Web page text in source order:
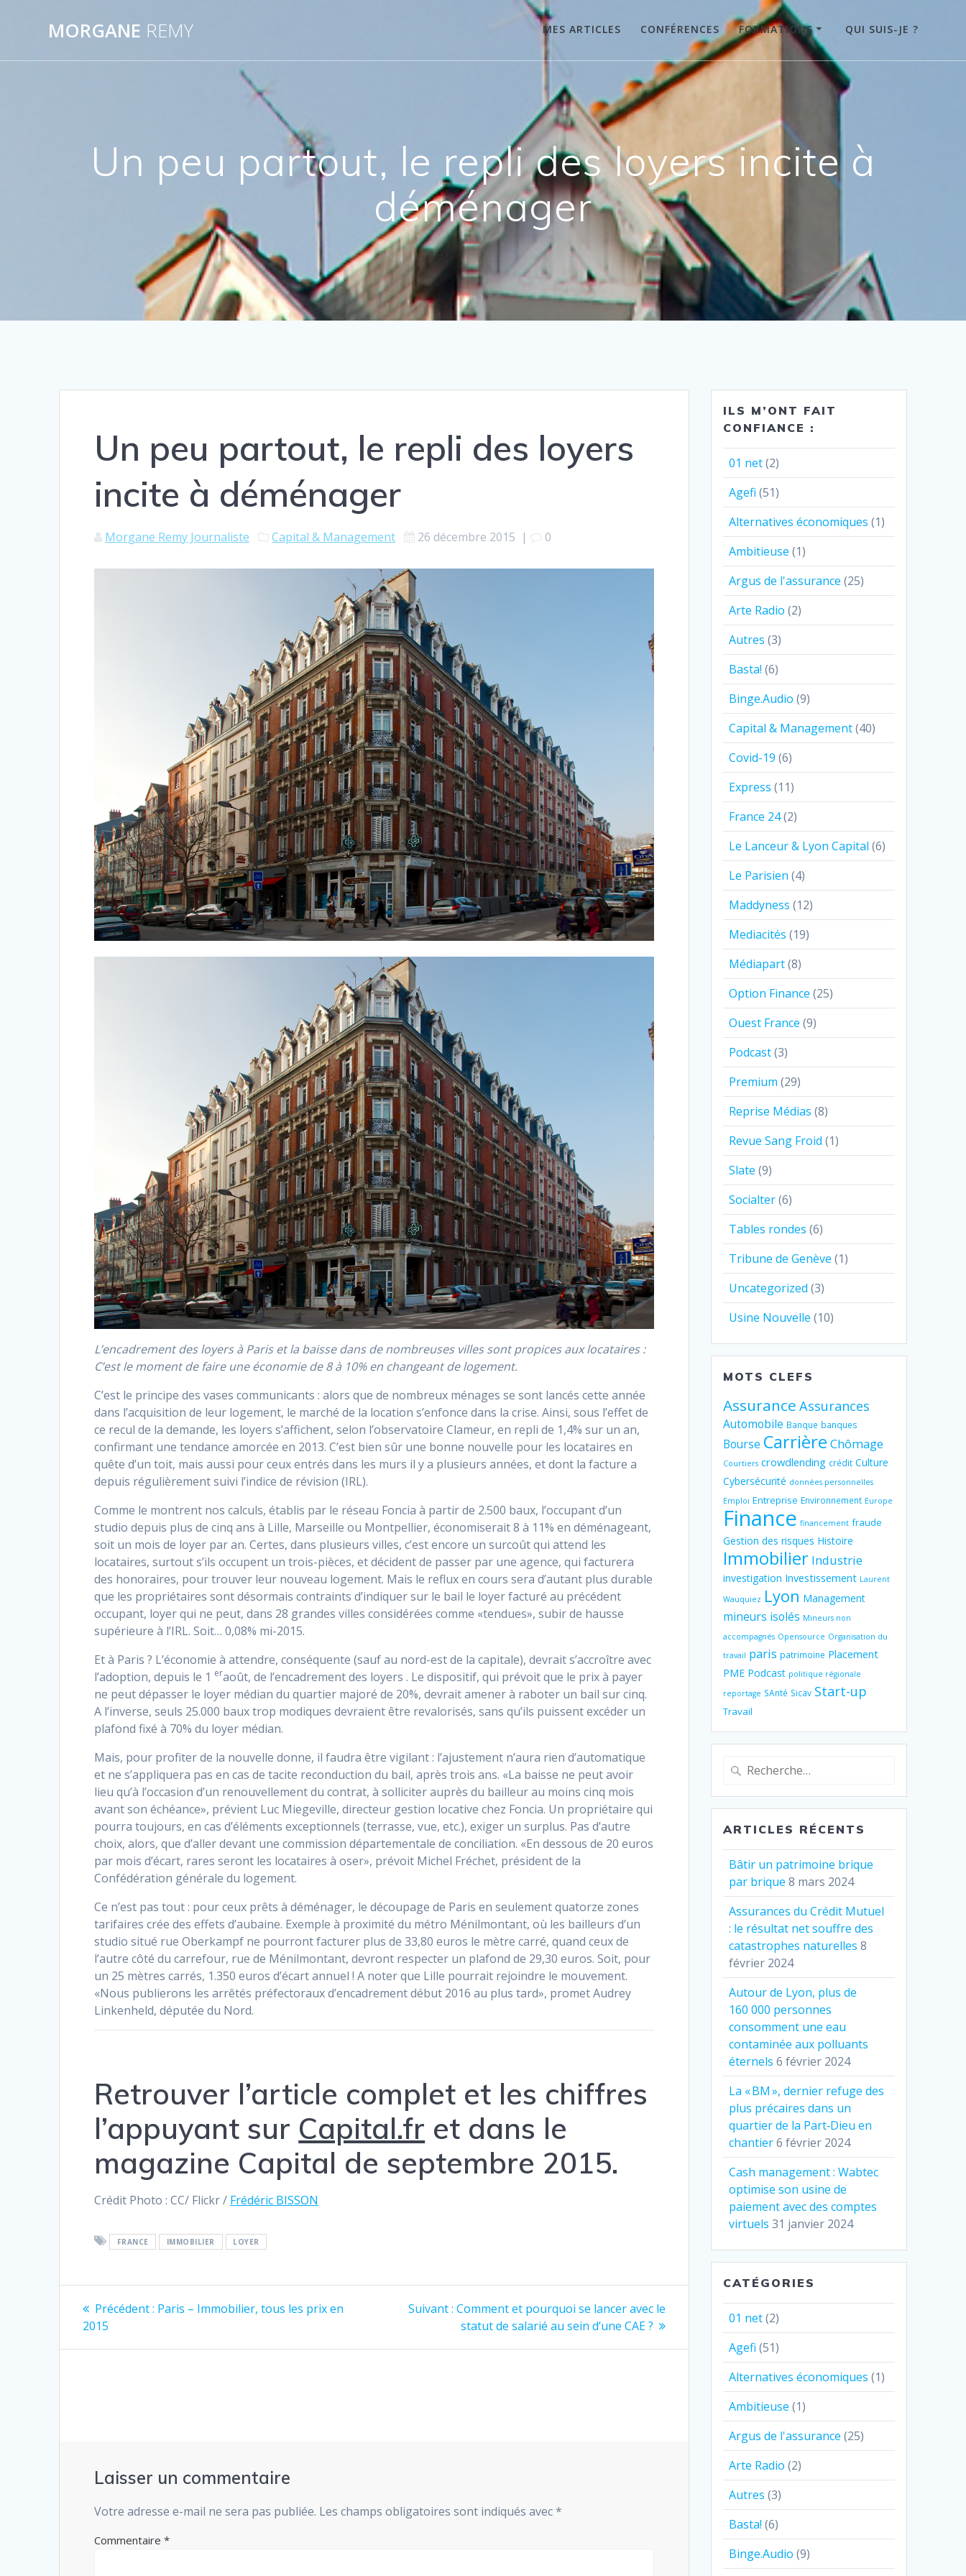
MORGANE REMY MES ARTICLES CONFÉRENCES FORMATIONS QUI SUIS-JE ?
Un peu partout, le repli des loyers incite à
déménager
Un peu partout, le repli des loyers
incite à déménager
Morgane Remy Journaliste Capital & Management 26 décembre 2015 | 0
L’encadrement des loyers à Paris et la baisse dans de nombreuses villes sont propices aux locataires :
C’est le moment de faire une économie de 8 à 10% en changeant de logement.
C’est le principe des vases communicants : alors que de nombreux ménages se sont lancés cette année
dans l’acquisition de leur logement, le marché de la location s’enfonce dans la crise. Ainsi, sous l’effet de
ce recul de la demande, les loyers s’affichent, selon l’observatoire Clameur, en repli de 1,4% sur un an,
confirmant une tendance amorcée en 2013. C’est bien sûr une bonne nouvelle pour les locataires en
quête d’un toit, mais aussi pour ceux entrés dans les murs il y a plusieurs années, et dont la facture a
depuis régulièrement suivi l’indice de révision (IRL).
Comme le montrent nos calculs, établis par le réseau Foncia à partir de 2.500 baux, l’occupant d’un
studio depuis plus de cinq ans à Lille, Marseille ou Montpellier, économiserait 8 à 11% en déménageant,
soit un mois de loyer par an. Certes, dans plusieurs villes, c’est encore un surcoût qui attend les
locataires, surtout s’ils occupent un trois-pièces, et décident de passer par une agence, qui facturera
des honoraires, pour trouver leur nouveau logement. Mais le reflux en cours sera d’autant plus durable
que les propriétaires sont désormais contraints d’indiquer sur le bail le loyer facturé au précédent
occupant, loyer qui ne peut, dans 28 grandes villes considérées comme «tendues», subir de hausse
supérieure à l’IRL. Soit… 0,08% mi-2015.
Et à Paris ? L’économie à attendre, conséquente (sauf au nord-est de la capitale), devrait s’accroître avec
l’adoption, depuis le 1 eraoût, de l’encadrement des loyers . Le dispositif, qui prévoit que le prix à payer
ne peut dépasser le loyer médian du quartier majoré de 20%, devrait amener à raboter un bail sur cinq.
A l’inverse, seuls 25.000 baux trop modiques devraient être revalorisés, sans qu’ils puissent excéder un
plafond fixé à 70% du loyer médian.
Mais, pour profiter de la nouvelle donne, il faudra être vigilant : l’ajustement n’aura rien d’automatique
et ne s’appliquera pas en cas de tacite reconduction du bail, après trois ans. «La baisse ne peut avoir
lieu qu’à l’occasion d’un renouvellement du contrat, à solliciter auprès du bailleur au moins cinq mois
avant son échéance», prévient Luc Miegeville, directeur gestion locative chez Foncia. Un propriétaire qui
pourra toujours, en cas d’éléments exceptionnels (terrasse, vue, etc.), exiger un surplus. Pas d’autre
choix, alors, que d’aller devant une commission départementale de conciliation. «En dessous de 20 euros
par mois d’écart, rares seront les locataires à oser», prévoit Michel Fréchet, président de la
Confédération générale du logement.
Ce n’est pas tout : pour ceux prêts à déménager, le découpage de Paris en seulement quatorze zones
tarifaires crée des effets d’aubaine. Exemple à proximité du métro Ménilmontant, où les bailleurs d’un
studio situé rue Oberkampf ne pourront facturer plus de 33,80 euros le mètre carré, quand ceux de
l’autre côté du carrefour, rue de Ménilmontant, devront respecter un plafond de 29,30 euros. Soit, pour
un 25 mètres carrés, 1.350 euros d’écart annuel ! A noter que Lille pourrait rejoindre le mouvement.
«Nous publierons les arrêtés préfectoraux d’encadrement début 2016 au plus tard», promet Audrey
Linkenheld, députée du Nord.
Retrouver l’article complet et les chiffres
l’appuyant sur Capital.fr et dans le
magazine Capital de septembre 2015.
Crédit Photo : CC/ Flickr / Frédéric BISSON
FRANCE IMMOBILIER LOYER
Navigation
de
Précédent : Article
Paris – Immobilier, tous les prix en
2015
Suivant : Article
suivant
Comment et pourquoi se lancer avec le
statut de salarié au sein d’une CAE ?
Laisser un commentaire
Votre adresse e-mail ne sera pas publiée. Les champs obligatoires sont indiqués avec*
Commentaire*
ILS M’ONT FAIT
CONFIANCE :
01 net(2)
Agefi (51)
Alternatives économiques (1)
Ambitieuse (1)
Argus de l'assurance (25)
Arte Radio (2)
Autres (3)
Basta! (6)
Binge.Audio (9)
Capital & Management(40)
Covid-19 (6)
Express (11)
France 24(2)
Le Lanceur & Lyon Capital (6)
Le Parisien (4)
Maddyness (12)
Mediacités (19)
Médiapart(8)
Option Finance (25)
Ouest France (9)
Podcast(3)
Premium (29)
Reprise Médias (8)
Revue Sang Froid (1)
Slate (9)
Socialter(6)
Tables rondes (6)
Tribune de Genève (1)
Uncategorized (3)
Usine Nouvelle (10)
MOTS CLEFS
Assurance Assurances
Automobile Banque banques
Bourse Carrière Chômage
Courtiers crowdlending crédit Culture
Cybersécurité données personnelles
Emploi Entreprise Environnement Europe
Finance financement fraude
Gestion des risques Histoire
Immobilier Industrie
investigation Investissement Laurent
Wauquiez Lyon Management
mineurs isolés Mineurs non
accompagnés Opensource Organisation du
travail paris patrimoine Placement
PME Podcast politique régionale
reportage SAnté Sicav Start-up
Travail
Recherche
:
ARTICLES RÉCENTS
Bâtir un patrimoine brique
par brique 8 mars 2024
Assurances du Crédit Mutuel
: le résultat net souffre des
catastrophes naturelles 8
février 2024
Autour de Lyon, plus de
160 000 personnes
consomment une eau
contaminée aux polluants
éternels 6 février 2024
La « BM », dernier refuge des
plus précaires dans un
quartier de la Part‐Dieu en
chantier6 février 2024
Cash management : Wabtec
optimise son usine de
paiement avec des comptes
virtuels 31 janvier 2024
CATÉGORIES
01 net(2)
Agefi (51)
Alternatives économiques (1)
Ambitieuse (1)
Argus de l'assurance (25)
Arte Radio (2)
Autres (3)
Basta! (6)
Binge.Audio (9)